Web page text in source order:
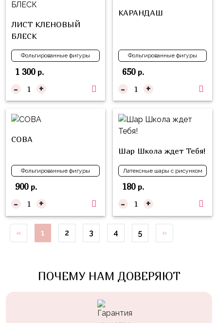
ЛИСТ КЛЕНОВЫЙ
БЛЕСК
Фольгированные фигуры
1 300р.
- +
КАРАНДАШ
Фольгированные фигуры
650р.
- +
СОВА
Фольгированные фигуры
900р.
- +
Шар Школа ждет Тебя!
Латексные шары с рисунком
180р.
- +
« 1 2 3 4 5 »
ПОЧЕМУ НАМ ДОВЕРЯЮТ
Куклы
Для
Неё
Транспорт
/
Животные
Морская
Звёздные
Войны
Уэнсдэй
Фрукты